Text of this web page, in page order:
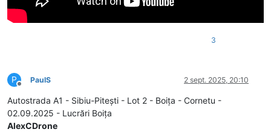
3
P
Deconectat
PaulS 2 sept. 2025, 20:10
Autostrada A1 - Sibiu-Pitești - Lot 2 - Boița - Cornetu -
02.09.2025 - Lucrări Boița
AlexCDrone